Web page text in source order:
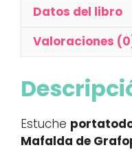
Datos del libro
Valoraciones
Estuche
Mafalda de